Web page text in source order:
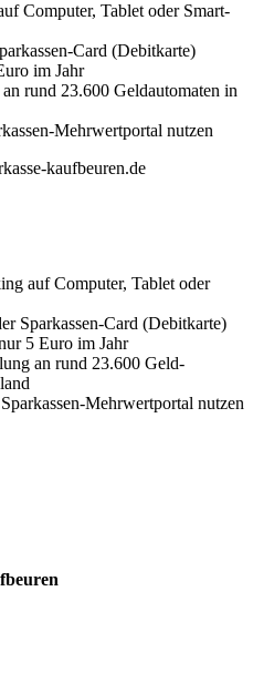
Computer, Tablet oder Smart­
Card (Debitkarte)
im Jahr
rund 23.600 Geld­automaten in
Mehrwertportal nutzen
kaufbeuren.de
auf Computer, Tablet oder
Sparkassen-Card (Debitkarte)
5 Euro im Jahr
an rund 23.600 Geld­
Mehrwertportal nutzen